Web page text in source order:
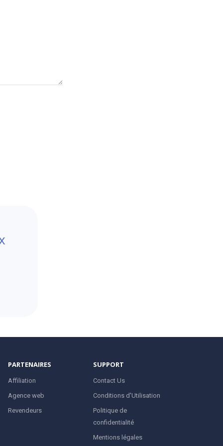
PARTENAIRES
Affiliation
Agence web
Revendeurs
SUPPORT
Contact Us
Conditions d'Utilisation
Politique de
confidentialité
Mentions légales